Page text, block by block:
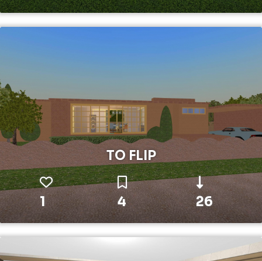
TO FLIP
1 4 26